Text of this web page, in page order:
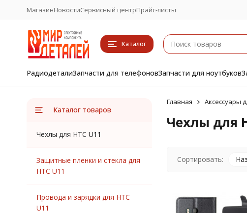
МагазинНовостиСервисный центрПрайс-листы
Каталог
РадиодеталиЗапчасти для телефоновЗапчасти для ноутбуков
Главная Аксессуары
Чехлы для
Сортировать:
Каталог товаров
Чехлы для HTC U11
Защитные пленки и стекла для
HTC U11
Провода и зарядки для HTC
U11